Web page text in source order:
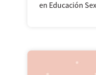
en Educación